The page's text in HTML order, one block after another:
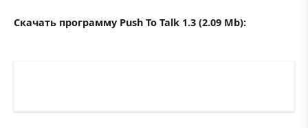
Скачать программу Push To Talk 1.3 (2.09 Mb):